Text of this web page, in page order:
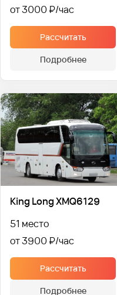
от 3000 ₽
Рассчитать
Подробнее
King Long XMQ6129
51 место
от 3900 ₽
Рассчитать
Подробнее